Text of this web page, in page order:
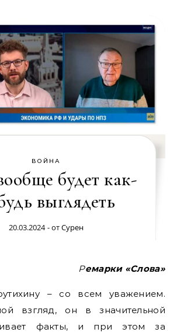
ВОЙНА
будет как-
выглядеть
20.03.2024 - отСурен
Ремарки «Слова»
– со всем уважением.
взгляд, он в значительной
факты, и при этом за